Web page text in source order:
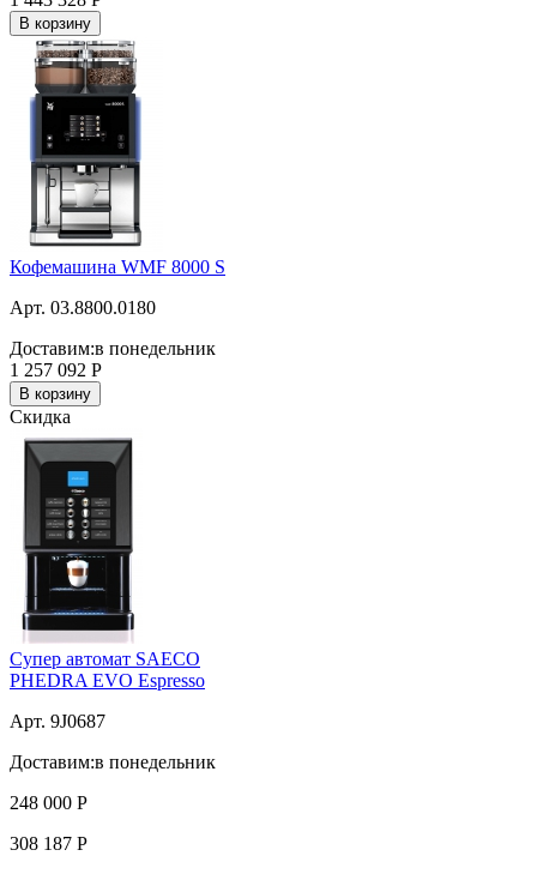
В корзину
Кофемашина WMF 8000 S
Арт. 03.8800.0180
Доставим:в понедельник
1 257 092 Р
В корзину
Скидка
Супер автомат SAECO
PHEDRA EVO Espresso
Арт. 9J0687
Доставим:в понедельник
248 000 Р
308 187 Р